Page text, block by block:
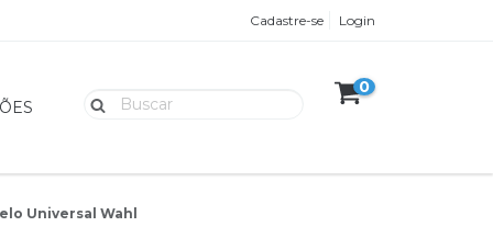
Cadastre-se Login
0
Universal Wahl